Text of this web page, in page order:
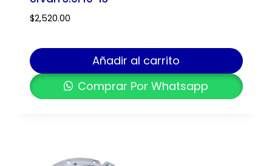
$2,520.00
Añadir al carrito
Comprar Por Whatsapp